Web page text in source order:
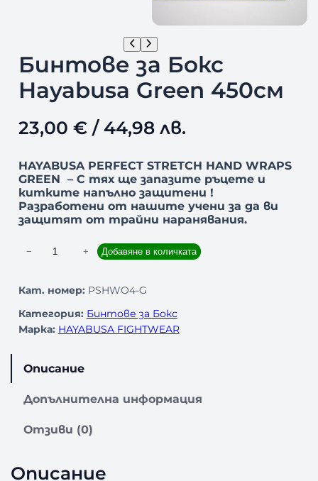
Бинтове за Бокс
Hayabusa Green 450см
23,00 €/ 44,98 лв.
HAYABUSA PERFECT STRETCH HAND WRAPS
GREEN – С тях ще запазите ръцете и
китките напълно защитени !
Разработени от нашите учени за да ви
защитят от трайни наранявания.
л
ч
е
т
н
− + Добавяне в количката
Кат. номер: PSHWO4-G
Категория: Бинтове за Бокс
Марка: HAYABUSA FIGHTWEAR
Описание
Допълнителна информация
Отзиви (0)
Описание